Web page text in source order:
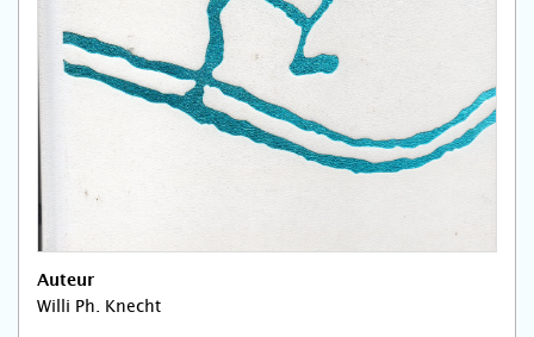
Auteur
Willi Ph. Knecht